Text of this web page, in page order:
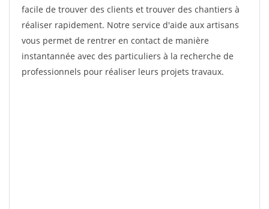
facile de trouver des clients et trouver des chantiers à
réaliser rapidement. Notre service d'aide aux artisans
vous permet de rentrer en contact de manière
instantannée avec des particuliers à la recherche de
professionnels pour réaliser leurs projets travaux.